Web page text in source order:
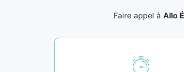
Faire appel à Allo